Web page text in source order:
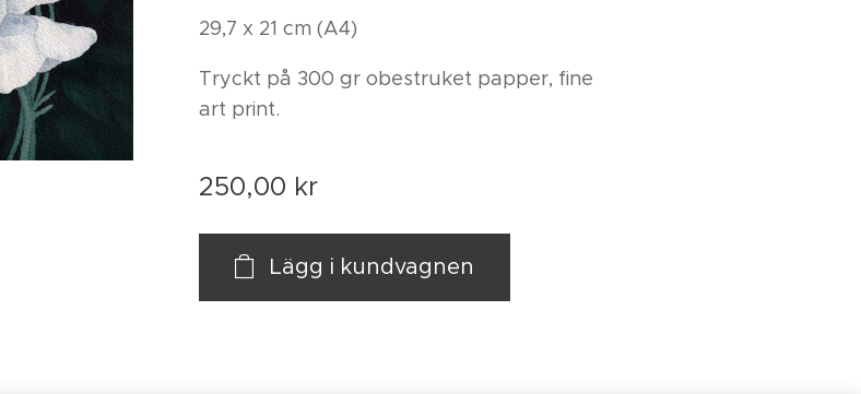
29,7 x 21 cm (A4)
Tryckt på 300 gr obestruket papper, fine
art print.
250,00 kr
Lägg i kundvagnen